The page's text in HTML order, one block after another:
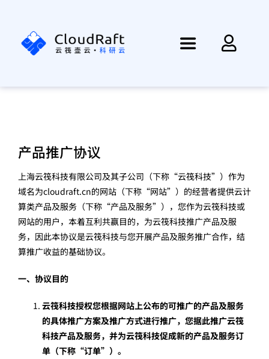
Toggle
首页
方案
帮助
关于
产品推广协议
上海云筏科技有限公司及其子公司（下称“云筏科技”）作为
域名为cloudraft.cn的网站（下称“网站”）的经营者提供云计
算类产品及服务（下称“产品及服务”），您作为云筏科技或
网站的用户，本着互利共赢目的，为云筏科技推广产品及服
务，因此本协议是云筏科技与您开展产品及服务推广合作，结
算推广收益的基础协议。
一、协议目的
云筏科技授权您根据网站上公布的可推广的产品及服务
的具体推广方案及推广方式进行推广，您据此推广云筏
科技产品及服务，并为云筏科技促成新的产品及服务订
单（下称“订单”）。